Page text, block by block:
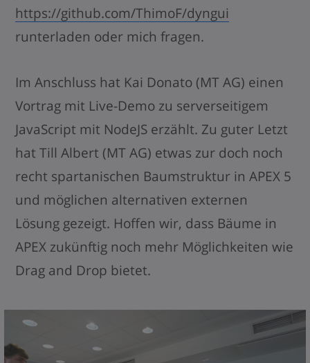
https://github.com/ThimoF/dyngui
runterladen oder mich fragen.
Im Anschluss hat Kai Donato (MT AG) einen
Vortrag mit Live-Demo zu serverseitigem
JavaScript mit NodeJS erzählt. Zu guter Letzt
hat Till Albert (MT AG) etwas zur doch noch
recht spartanischen Baumstruktur in APEX 5
und möglichen alternativen externen
Lösung gezeigt. Hoffen wir, dass Bäume in
APEX zukünftig noch mehr Möglichkeiten wie
Drag and Drop bietet.